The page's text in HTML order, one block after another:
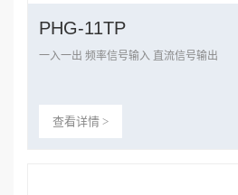
PHG-11TP
一入一出 频率信号输入 直流信号输出
查看详情 >